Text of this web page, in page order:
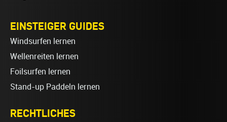
EINSTEIGER GUIDES
Windsurfen lernen
Wellenreiten lernen
Foilsurfen lernen
Stand-up Paddeln lernen
RECHTLICHES